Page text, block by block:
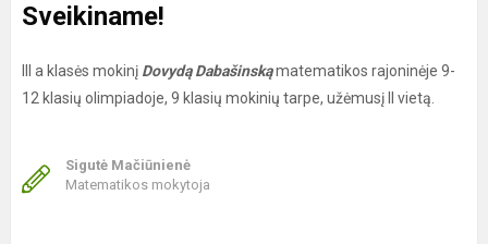
Sveikiname!
III a klasės mokinį Dovydą Dabašinskąmatematikos rajoninėje 9-
12 klasių olimpiadoje, 9 klasių mokinių tarpe, užėmusį II vietą.
Sigutė Mačiūnienė
Matematikos mokytoja